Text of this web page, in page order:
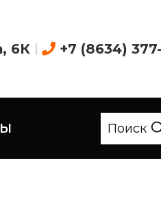
6К | +7 (8634)
Поиск